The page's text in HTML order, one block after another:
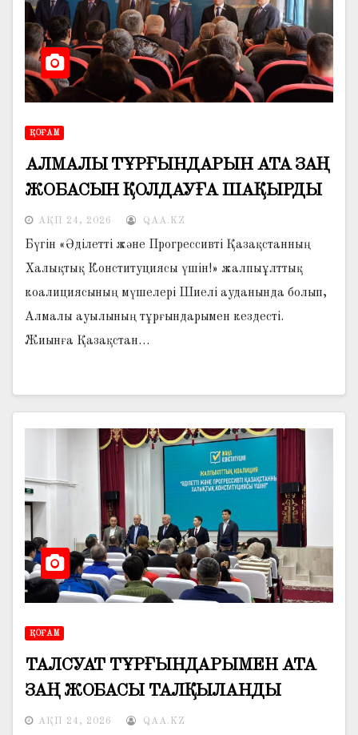
ҚОҒАМ
АЛМАЛЫ ТҰРҒЫНДАРЫН АТА ЗАҢ
ЖОБАСЫН ҚОЛДАУҒА ШАҚЫРДЫ
АҚП 24, 2026 QAA.KZ
Бүгін «Әділетті және Прогрессивті Қазақстанның
Халықтық Конституциясы үшін!» жалпыұлттық
коалициясының мүшелері Шиелі ауданында болып,
Алмалы ауылының тұрғындарымен кездесті.
Жиынға Қазақстан…
ҚОҒАМ
ТАЛСУАТ ТҰРҒЫНДАРЫМЕН АТА
ЗАҢ ЖОБАСЫ ТАЛҚЫЛАНДЫ
АҚП 24, 2026 QAA.KZ